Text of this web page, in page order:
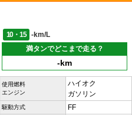
10・15
-km/L
満タンでどこまで走る？
-km
使用燃料
エンジン
ハイオク
ガソリン
駆動方式 FF